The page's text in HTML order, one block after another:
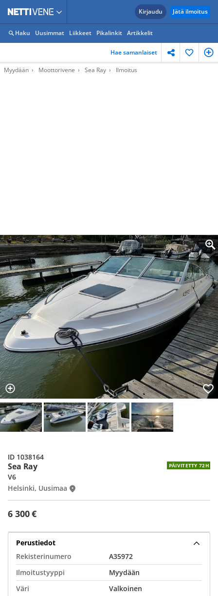
Kirjaudu Jätä ilmoitus
Haku Uusimmat Liikkeet Pikalinkit Artikkelit
Hae samanlaiset
Myydään Moottorivene Sea Ray Ilmoitus
Sea Ray PÄIVITETTY 72H
6 300 €
V6
Helsinki, Uusimaa
ID 1038164
Perustiedot
Rekisterinumero
A35972
Ilmoitustyyppi
Myydään
Väri
Valkoinen